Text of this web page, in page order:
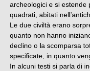
archeologici e si estende
quadrati, abitati
Le due civiltà erano
quanto non hanno
declino o la scomparsa
specificate, in quanto
In alcuni testi si parla di